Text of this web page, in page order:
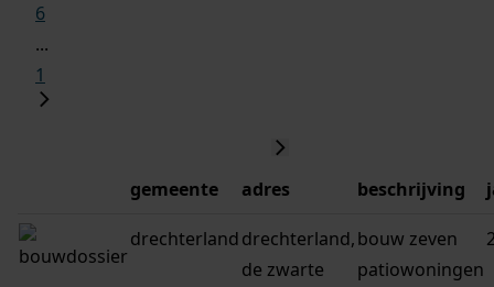
6
...
1
gemeente adres beschrijving
drechterlanddrechterland,
de zwarte
bouw zeven
patiowoningen